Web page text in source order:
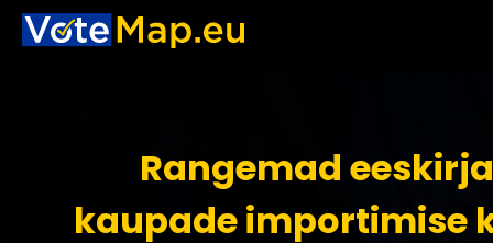
Rangemad
kaupade importimise